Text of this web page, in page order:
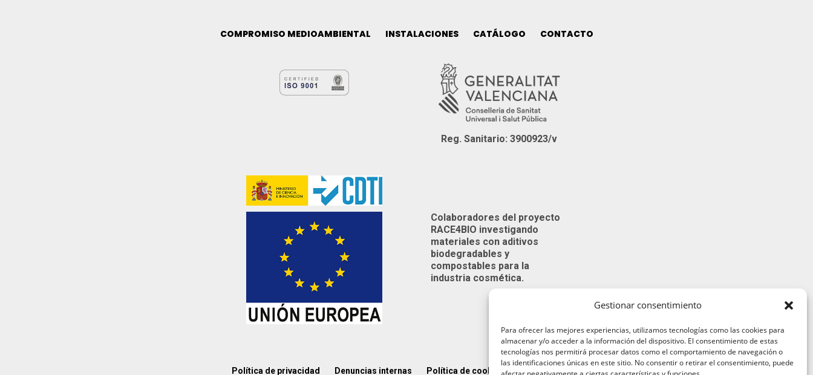
Gestionar consentimiento
Para ofrecer las mejores experiencias, utilizamos tecnologías como las cookies para
almacenar y/o acceder a la información del dispositivo. El consentimiento de estas
tecnologías nos permitirá procesar datos como el comportamiento de navegación o
las identificaciones únicas en este sitio. No consentir o retirar el consentimiento, puede
COMPROMISO MEDIOAMBIENTAL INSTALACIONES CATÁLOGO CONTACTO
Reg. Sanitario: 3900923/v
Colaboradores del proyecto
RACE4BIO investigando
materiales con aditivos
biodegradables y
compostables para la
industria cosmética.
Política de privacidad Denuncias internas Política de cookies (UE) Aviso legal